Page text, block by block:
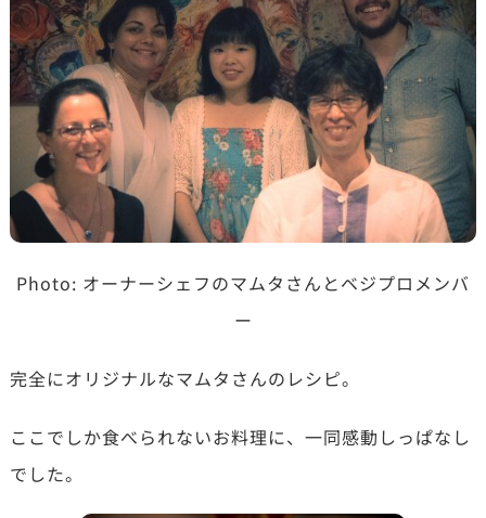
Photo: オーナーシェフのマムタさんとベジプロメンバ
ー
完全にオリジナルなマムタさんのレシピ。
ここでしか食べられないお料理に、一同感動しっぱなし
でした。